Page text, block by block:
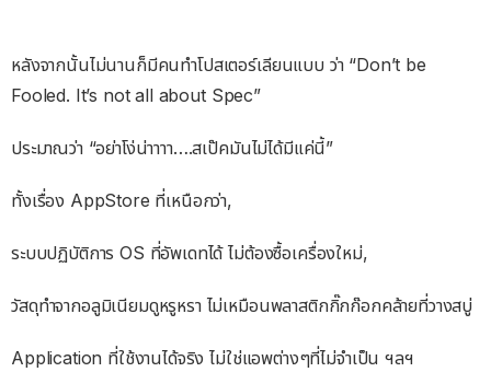
หลังจากนั้นไม่นานก็มีคนทำโปสเตอร์เลียนแบบ ว่า “Don’t be
Fooled. It’s not all about Spec”
ประมาณว่า “อย่าโง่น่าาาา….สเป๊คมันไม่ได้มีแค่นี้”
ทั้งเรื่อง AppStore ที่เหนือกว่า,
ระบบปฏิบัติการ OS ที่อัพเดทได้ ไม่ต้องซื้อเครื่องใหม่,
วัสดุทำจากอลูมิเนียมดูหรูหรา ไม่เหมือนพลาสติกกิ๊กก๊อกคล้ายที่วางสบู่
Application ที่ใช้งานได้จริง ไม่ใช่แอพต่างๆที่ไม่จำเป็น ฯลฯ